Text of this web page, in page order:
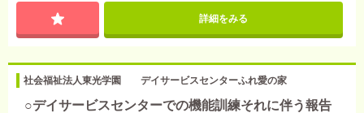
詳細をみる
社会福祉法人東光学園 デイサービスセンターふれ愛の家
○デイサービスセンターでの機能訓練それに伴う報告